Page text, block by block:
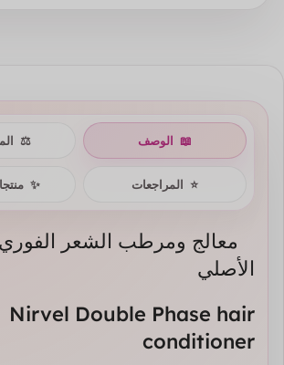
📖 الوصف ⚖️
⭐ المراجعات ✨
معالج ومرطب الشعر الفوري
الأصلي
Nirvel Double Phase hair
conditioner